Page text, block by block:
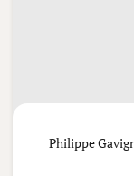
Philippe